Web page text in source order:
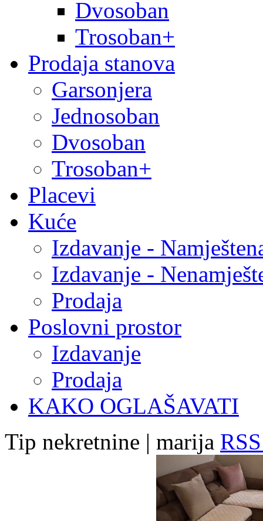
Dvosoban
Trosoban+
Prodaja stanova
Garsonjera
Jednosoban
Dvosoban
Trosoban+
Placevi
Kuće
Izdavanje -
Izdavanje -
Prodaja
Poslovni prostor
Izdavanje
Prodaja
KAKO OGLAŠAVATI
Tip nekretnine | marija